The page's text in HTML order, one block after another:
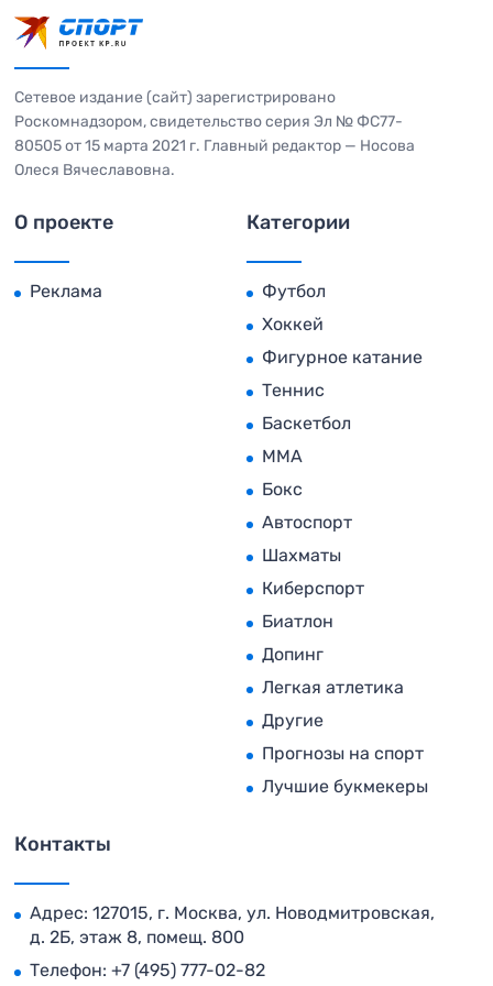
Сетевое издание (сайт) зарегистрировано
Роскомнадзором, свидетельство серия Эл № ФС77-
80505 от 15 марта 2021 г. Главный редактор — Носова
Олеся Вячеславовна.
О проекте
Реклама
Категории
Футбол
Хоккей
Фигурное катание
Теннис
Баскетбол
MMA
Бокс
Автоспорт
Шахматы
Киберспорт
Биатлон
Допинг
Легкая атлетика
Другие
Прогнозы на спорт
Лучшие букмекеры
Контакты
Адрес: 127015, г. Москва, ул. Новодмитровская,
д. 2Б, этаж 8, помещ. 800
Телефон: +7 (495) 777-02-82